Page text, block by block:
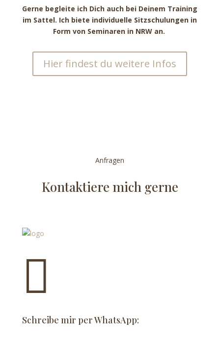
Gerne begleite ich Dich auch bei Deinem Training
im Sattel. Ich biete individuelle Sitzschulungen in
Form von Seminaren in NRW an.
Hier findest du weitere Infos
Anfragen
Kontaktiere mich gerne

Schreibe mir per WhatsApp: